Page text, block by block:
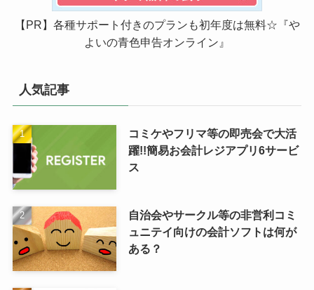
【PR】各種サポート付きのプランも初年度は無料☆『や
よいの青色申告オンライン』
人気記事
コミケやフリマ等の即売会で大活
躍!!簡易お会計レジアプリ6サービ
ス
自治会やサークル等の非営利コミ
ュニテイ向けの会計ソフトは何が
ある？